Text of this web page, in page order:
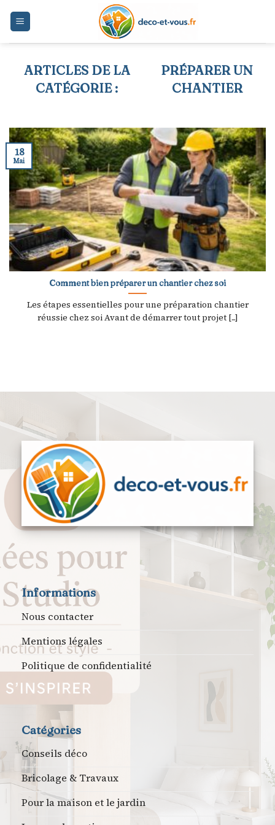
PRÉPARER UN
CHANTIER
Comment bien préparer un chantier chez soi
Les étapes essentielles pour une préparation chantier
réussie chez soi Avant de démarrer tout projet [...]
18
Mai
Informations
Nous contacter
Mentions légales
Politique de confidentialité
Catégories
Conseils déco
Bricolage & Travaux
Pour la maison et le jardin